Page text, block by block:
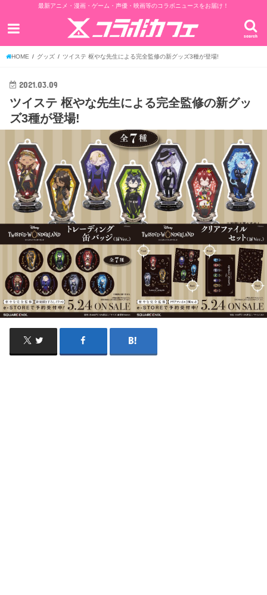
最新アニメ・漫画・ゲーム・声優・映画等のコラボニュースをお届け！
search
HOME グッズ ツイステ 枢やな先生による完全監修の新グッズ3種が登場!
2021.03.09
ツイステ 枢やな先生による完全監修の新グッ
ズ3種が登場!